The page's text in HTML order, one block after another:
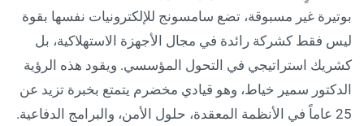
بوتيرة غير مسبوقة، تضع سامسونج للإلكترونيات نفسها بقوة
ليس فقط كشركة رائدة في مجال الأجهزة الاستهلاكية، بل
كشريك استراتيجي في التحول المؤسسي. ويقود هذه الرؤية
الدكتور سمير خياط، وهو قيادي مخضرم يتمتع بخبرة تزيد عن
25 عاماً في الأنظمة المعقدة، حلول الأمن، والبرامج الدفاعية.